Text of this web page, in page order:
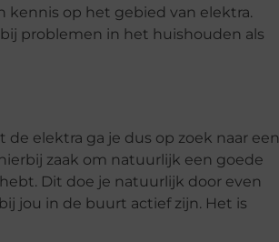
kennis op het gebied van elektra.
problemen in het huishouden als
elektra ga je dus op zoek naar een
zaak om natuurlijk een goede
Dit doe je natuurlijk door even
jou in de buurt actief zijn. Het is